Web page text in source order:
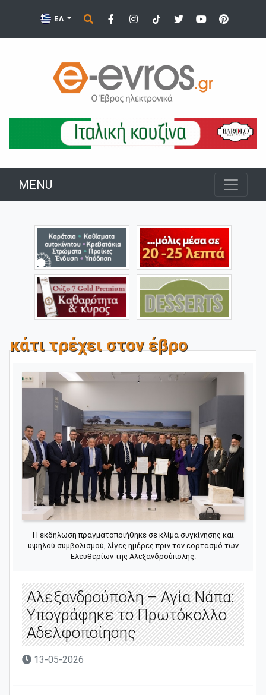
ΕΛ
MENU
κάτι τρέχει στον έβρο
Η εκδήλωση πραγματοποιήθηκε σε κλίμα συγκίνησης και
υψηλού συμβολισμού, λίγες ημέρες πριν τον εορτασμό των
Ελευθερίων της Αλεξανδρούπολης.
Αλεξανδρούπολη – Αγία Νάπα:
Υπογράφηκε το Πρωτόκολλο
Αδελφοποίησης
13-05-2026